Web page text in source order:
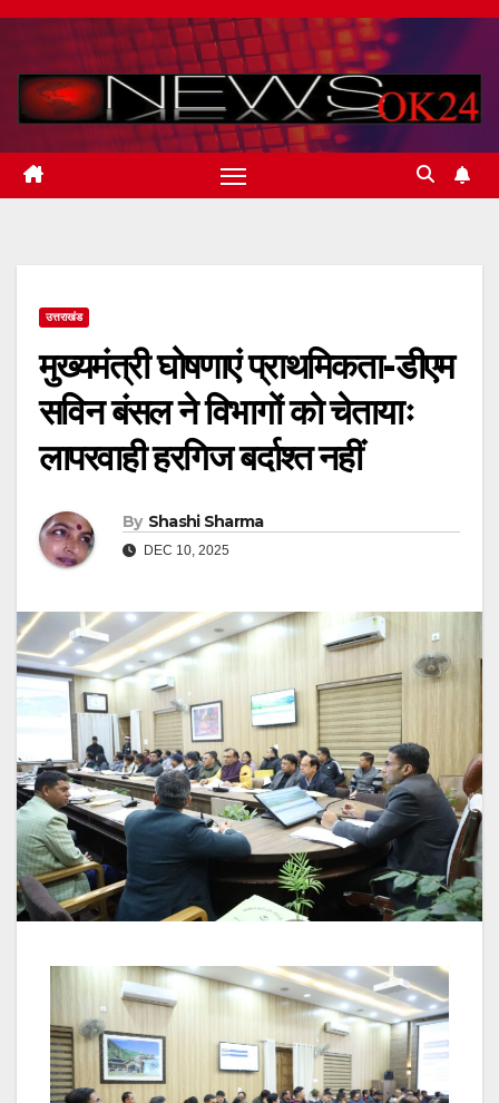
Skip
content
उत्तराखंड
मुख्यमंत्री घोषणाएं प्राथमिकता-डीएम
सविन बंसल ने विभागों को चेतायाः
लापरवाही हरगिज बर्दाश्त नहीं
By Shashi Sharma
DEC 10, 2025